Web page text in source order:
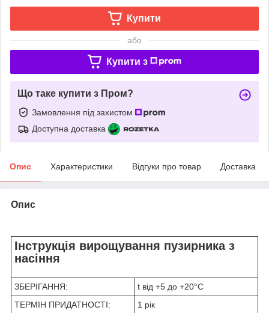
Купити
або
Купити з
Що таке купити з Пром?
Замовлення під захистом
Доступна доставка
Опис Характеристики Відгуки про товар Доставка
Опис
Інструкція вирощування пузирника з
насіння
ЗБЕРІГАННЯ:
t від +5 до +20°C
ТЕРМІН ПРИДАТНОСТІ:
1 рік